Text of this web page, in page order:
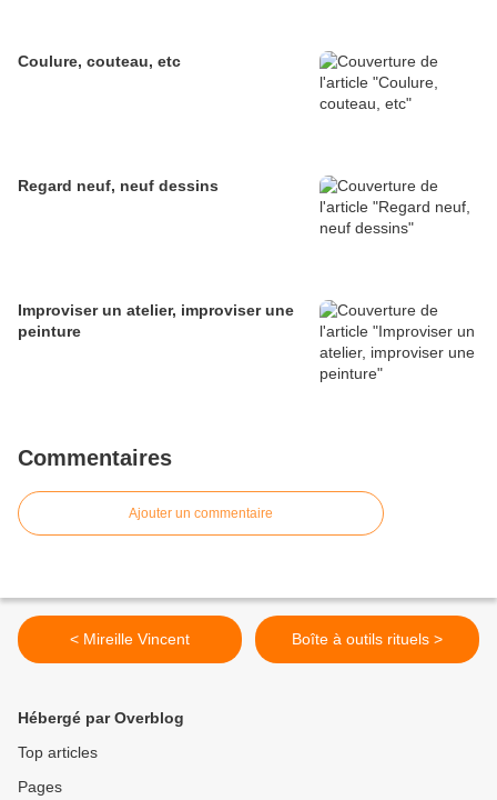
Coulure, couteau, etc
Regard neuf, neuf dessins
Improviser un atelier, improviser une
peinture
Commentaires
Ajouter un commentaire
< Mireille Vincent Boîte à outils rituels >
Hébergé par Overblog
Top articles
Pages